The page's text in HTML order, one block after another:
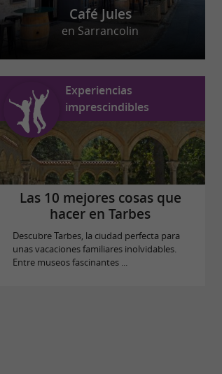
Café Jules
en Sarrancolin
Experiencias
imprescindibles
Las 10 mejores cosas que
hacer en Tarbes
Descubre Tarbes, la ciudad perfecta para
unas vacaciones familiares inolvidables.
Entre museos fascinantes ...